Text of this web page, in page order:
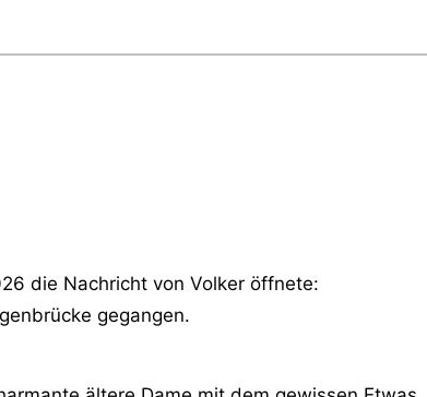
die Nachricht von Volker öffnete:
gegangen.